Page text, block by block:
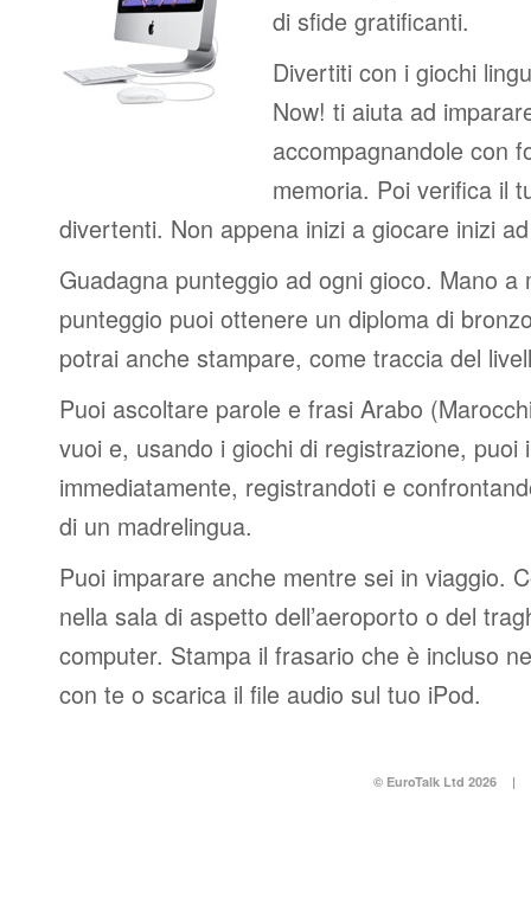
di sfide gratificanti.
Divertiti con i giochi
Now! ti aiuta ad
accompagnandole con
memoria. Poi verifica il
divertenti. Non appena inizi a giocare inizi
Guadagna punteggio ad ogni gioco. Mano a
punteggio puoi ottenere un diploma di
potrai anche stampare, come traccia del
Puoi ascoltare parole e frasi Arabo
vuoi e, usando i giochi di registrazione, puoi
immediatamente, registrandoti e
di un madrelingua.
Puoi imparare anche mentre sei in viaggio.
nella sala di aspetto dell’aeroporto o del
computer. Stampa il frasario che è incluso
con te o scarica il file audio sul tuo iPod.
© EuroTalk Ltd 2026 |